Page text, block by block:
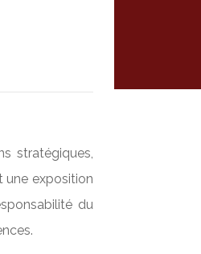
stratégiques,
une exposition
du